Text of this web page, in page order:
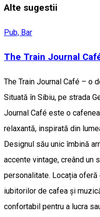
Alte sugestii
Pub, Bar
The Train Journal
The Train Journal Café – o
Situată în Sibiu, pe strada
Journal Café este o
relaxantă, inspirată din
Designul său unic îmbină
accente vintage, creând un
personalitate. Locația
iubitorilor de cafea și
confortabil pentru a lucra